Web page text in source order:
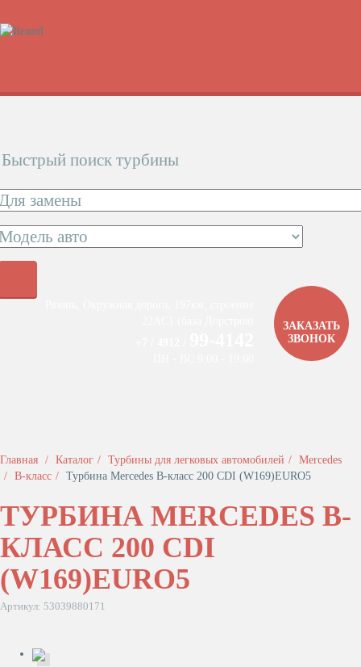
Быстрый поиск турбины
ЗАКАЗАТЬ
ЗВОНОК
Главная Каталог Турбины для легковых автомобилей
Mercedes
B-класс
Турбина Mercedes B-класс 200 CDI (W169)EURO5
ТУРБИНА MERCEDES B-
КЛАСС 200 CDI
(W169)EURO5
Артикул: 53039880171